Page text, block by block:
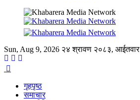
Sun, Aug 9, 2026 २४ श्रावण २०८३, आईतवार
गृहपृष्ठ
समाचार